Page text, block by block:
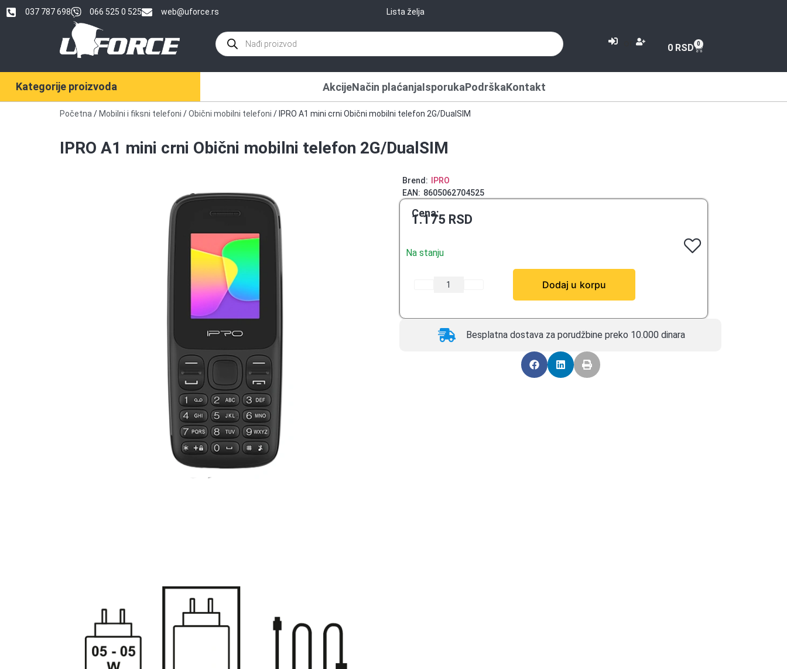
037 787 698 066 525 0 525 web@uforce.rs Lista želja
0 RSD 0
Kategorije proizvoda AkcijeNačin plaćanjaIsporukaPodrškaKontakt
Početna / Mobilni i fiksni telefoni /Obični mobilni telefoni / IPRO A1 mini crni Obični mobilni telefon 2G/DualSIM
IPRO A1 mini crni Obični mobilni telefon 2G/DualSIM
Brend: IPRO
EAN: 8605062704525
Cena:
1.175 RSD
Na stanju
Dodaj u korpu
Besplatna dostava za porudžbine preko 10.000 dinara